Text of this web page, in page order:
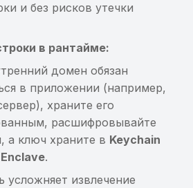
и без рисков утечки
в рантайме:
домен обязан
в приложении (например,
храните его
расшифровывайте
а ключ храните в Keychain
.
усложняет извлечение